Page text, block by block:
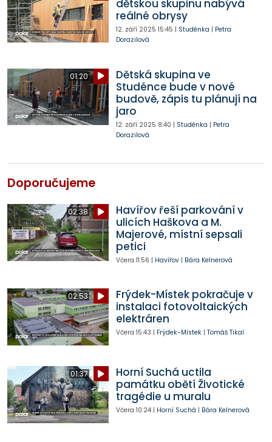
dětskou skupinu nabývá
reálné obrysy
12. září 2025 15:45 | Studénka | Petra
Dorazilová
01:20
Dětská skupina ve
Studénce bude v nové
budově, zápis tu plánují na
jaro
12. září 2025 8:40 | Studénka | Petra
Dorazilová
Doporučujeme
02:38
Havířov řeší parkování v
ulicích Haškova a M.
Majerové, místní sepsali
petici
Včera 11:56 | Havířov| Bára Kelnerová
02:53
Frýdek-Místek pokračuje v
instalaci fotovoltaických
elektráren
Včera 15:43 | Frýdek-Místek| Tomáš Tikal
01:37
Horní Suchá uctila
památku obětí Životické
tragédie u muralu
Včera 10:24| Horní Suchá | Bára Kelnerová